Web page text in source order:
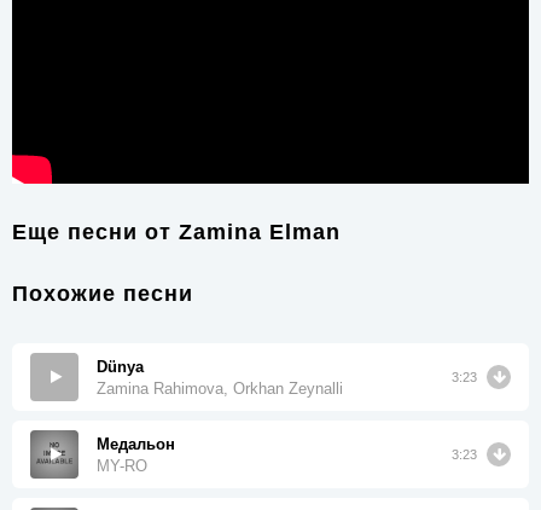
Еще песни от Zamina Elman
Похожие песни
Dünya
Zamina Rahimova, Orkhan Zeynalli
3:23
Медальон
MY-RO
3:23